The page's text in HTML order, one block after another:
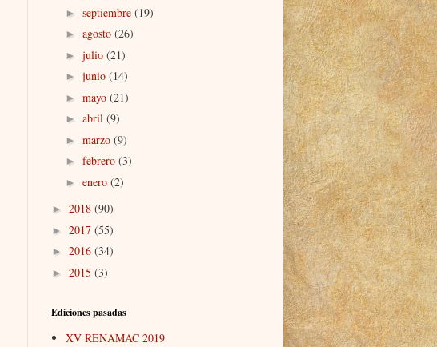
► septiembre (19)
► agosto (26)
► julio (21)
► junio (14)
► mayo (21)
► abril (9)
► marzo (9)
► febrero (3)
► enero (2)
► 2018 (90)
► 2017 (55)
► 2016 (34)
► 2015 (3)
Ediciones pasadas
XV RENAMAC 2019